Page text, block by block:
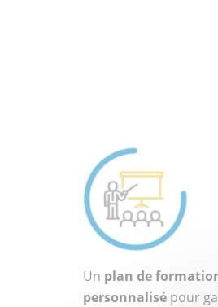
Un plan de
personnalisé pour